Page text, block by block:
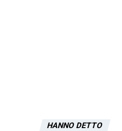
HANNO DETTO